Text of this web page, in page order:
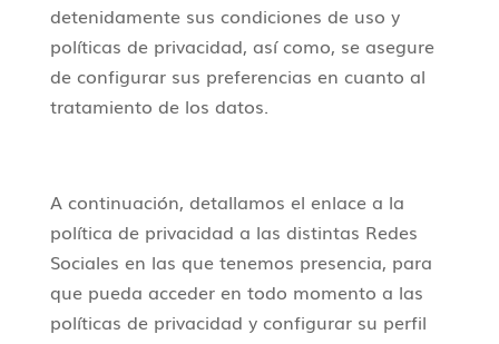
detenidamente sus condiciones de uso y
políticas de privacidad, así como, se asegure
de configurar sus preferencias en cuanto al
tratamiento de los datos.
A continuación, detallamos el enlace a la
política de privacidad a las distintas Redes
Sociales en las que tenemos presencia, para
que pueda acceder en todo momento a las
políticas de privacidad y configurar su perfil